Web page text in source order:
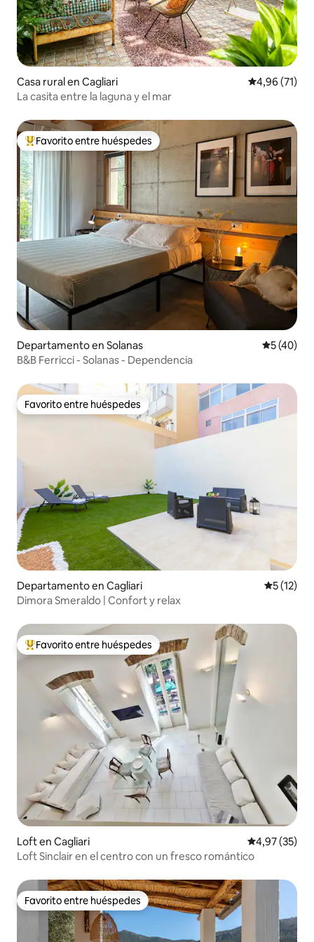
Casa rural en Cagliari Calificación
4,96 (71)
La casita entre la laguna y el mar
Favorito entre los huéspedes más destacados
Favorito entre huéspedes
Departamento en Solanas
5 (40)
B&B Ferricci - Solanas - Dependencia
Favorito entre huéspedes
Favorito entre huéspedes
Departamento en Cagliari
5 (12)
Dimora Smeraldo | Confort y relax
Favorito entre los huéspedes más destacados
Favorito entre huéspedes
Loft en Cagliari Calificación
4,97 (35)
Loft Sinclair en el centro con un fresco romántico
Favorito entre huéspedes
Favorito entre huéspedes